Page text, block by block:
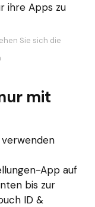
ihre Apps zu
Sie sich die
mit
App auf
bis zur
ID &